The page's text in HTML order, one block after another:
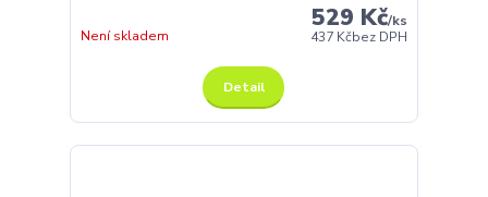
529 Kč/ks
437 Kčbez DPH
Není skladem
Detail